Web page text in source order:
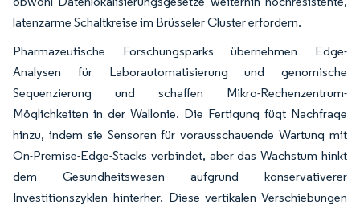
latenzarme Schaltkreise im Brüsseler Cluster erfordern.
Pharmazeutische Forschungsparks übernehmen Edge-
Analysen für Laborautomatisierung und genomische
Sequenzierung und schaffen Mikro-Rechenzentrum-
Möglichkeiten in der Wallonie. Die Fertigung fügt Nachfrage
hinzu, indem sie Sensoren für vorausschauende Wartung mit
On-Premise-Edge-Stacks verbindet, aber das Wachstum hinkt
dem Gesundheitswesen aufgrund konservativerer
Investitionszyklen hinterher. Diese vertikalen Verschiebungen